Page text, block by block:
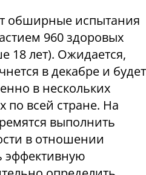
обширные испытания
960 здоровых
18 лет). Ожидается,
в декабре и будет
в нескольких
по всей стране. На
выполнить
в отношении
эффективную